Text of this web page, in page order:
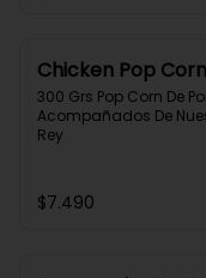
Chicken Pop Corn
300 Grs Pop Corn De
Acompañados De
Rey
$7.490